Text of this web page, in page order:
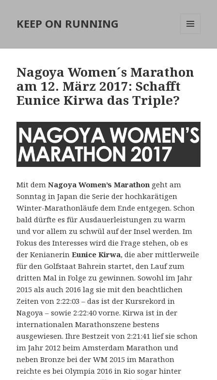
KEEP ON RUNNING
Nagoya Women´s Marathon
am 12. März 2017: Schafft
Eunice Kirwa das Triple?
Mit demNagoya Women’s Marathon geht am
Sonntag in Japan die Serie der hochkarätigen
Winter-Marathonläufe dem Ende entgegen. Schon
bald dürfte es für Ausdauerleistungen zu warm
und vor allem zu schwül auf der Insel werden. Im
Fokus des Interesses wird die Frage stehen, ob es
der KenianerinEunice Kirwa, die aber mittlerweile
für den Golfstaat Bahrein startet, den Lauf zum
dritten Mal in Folge zu gewinnen.Sowohl im Jahr
2015 als auch 2016 lag sie mit den beachtlichen
Zeiten von 2:22:03 – das ist der Kursrekord in
Nagoya – sowie 2:22:40 vorne. Kirwa ist in der
internationalen Marathonszene bestens
ausgewiesen. Ihre Bestzeit von 2:21:41 lief sie schon
im Jahr 2012 beim Amsterdam Marathon und
neben Bronze bei der WM 2015 im Marathon
reichte es bei Olympia 2016 in Rio sogar hinter